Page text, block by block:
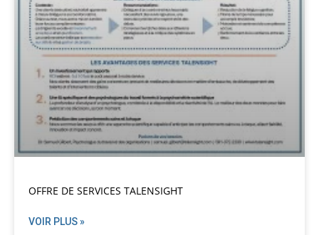
OFFRE DE SERVICES TALENSIGHT
VOIR PLUS »